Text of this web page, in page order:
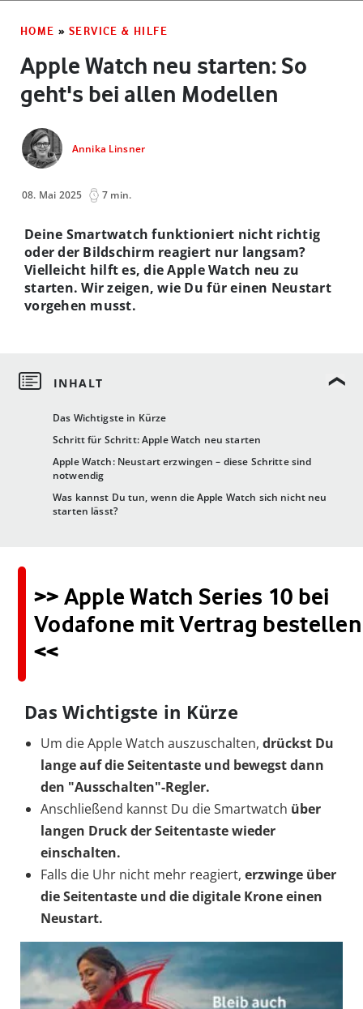
HOME » SERVICE & HILFE
Apple Watch neu starten: So
geht's bei allen Modellen
Annika Linsner
08. Mai 2025 7 min.
Das Wichtigste in Kürze
Schritt für Schritt: Apple Watch neu starten
Apple Watch: Neustart erzwingen – diese Schritte sind
notwendig
Was kannst Du tun, wenn die Apple Watch sich nicht neu
starten lässt?
Deine Smartwatch funktioniert nicht richtig
oder der Bildschirm reagiert nur langsam?
Vielleicht hilft es, die Apple Watch neu zu
starten. Wir zeigen, wie Du für einen Neustart
vorgehen musst.
>> Apple Watch Series 10 bei
Vodafone mit Vertrag bestellen
<<
Das Wichtigste in Kürze
Um die Apple Watch auszuschalten, drückst Du
lange auf die Seitentaste und bewegst dann
den "Ausschalten"-Regler.
Anschließend kannst Du die Smartwatch über
langen Druck der Seitentastewieder
einschalten.
Falls die Uhr nicht mehr reagiert, erzwinge über
die Seitentaste und die digitale Krone einen
Neustart.